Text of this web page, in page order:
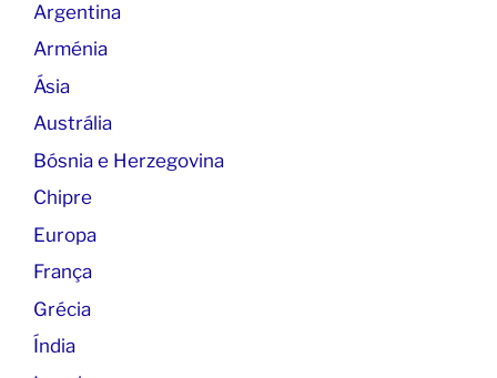
Argentina
Arménia
Ásia
Austrália
Bósnia e Herzegovina
Chipre
Europa
França
Grécia
Índia